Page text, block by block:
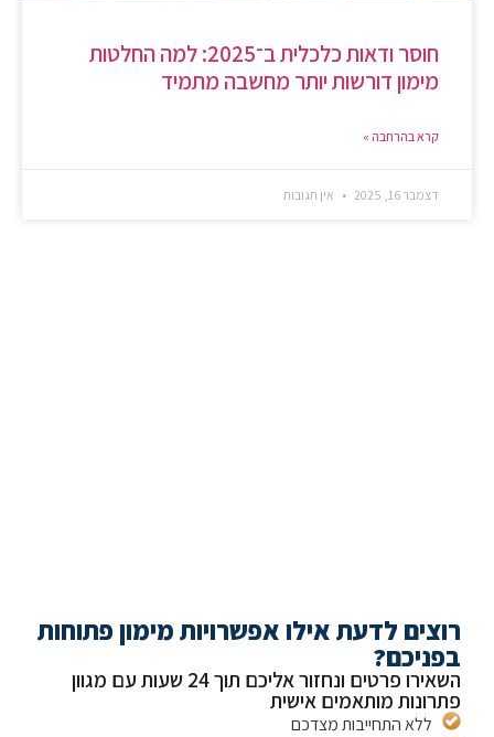
חוסר ודאות כלכלית ב־2025: למה החלטות
מימון דורשות יותר מחשבה מתמיד
קרא בהרחבה »
אין תגובות
לדעת אילו אפשרויות מימון פתוחות
השאירו פרטים ונחזור אליכם תוך 24 שעות עם מגוון
מותאמים אישית
ללא התחייבות מצדכם